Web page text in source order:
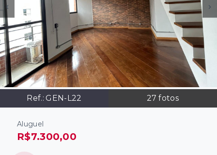
Ref.:GEN-L22 27 fotos
Aluguel
R$7.300,00